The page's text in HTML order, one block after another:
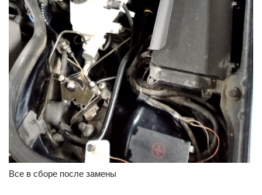
Все в сборе после замены